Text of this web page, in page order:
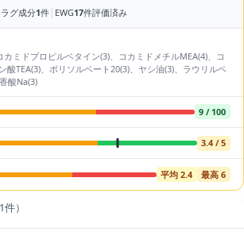
グ成分1件 | EWG17件評価済み
カミドプロピルベタイン(3)、コカミドメチルMEA(4)、コ
酸TEA(3)、ポリソルベート20(3)、ヤシ油(3)、ラウリルベ
酸Na(3)
9 / 100
3.4 / 5
平均 2.4 最高 6
）